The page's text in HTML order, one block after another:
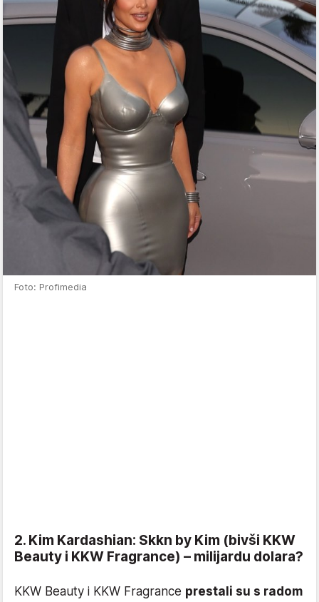
Foto: Profimedia
2. Kim Kardashian: Skkn by Kim (bivši KKW
Beauty i KKW Fragrance) – milijardu dolara?
KKW Beauty i KKW Fragrance prestali su s radom